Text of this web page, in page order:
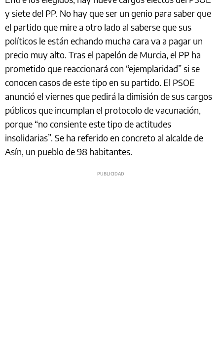
y siete del PP. No hay que ser un genio para saber que
el partido que mire a otro lado al saberse que sus
políticos le están echando mucha cara va a pagar un
precio muy alto. Tras el papelón de Murcia, el PP ha
prometido que reaccionará con “ejemplaridad” si se
conocen casos de este tipo en su partido. El PSOE
anunció el viernes que pedirá la dimisión de sus cargos
públicos que incumplan el protocolo de vacunación,
porque “no consiente este tipo de actitudes
insolidarias”. Se ha referido en concreto al alcalde de
Asín, un pueblo de 98 habitantes.